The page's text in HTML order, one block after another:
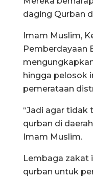
daging Qurban
Imam Muslim,
Pemberdayaan
hingga pelosok
pemerataan
“Jadi agar tidak
qurban di
Imam Muslim.
Lembaga zakat
qurban untuk